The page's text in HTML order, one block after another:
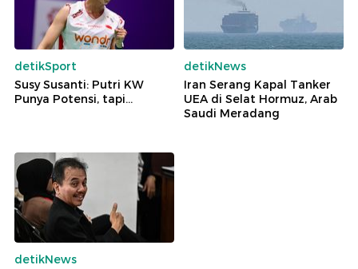
detikSport
Susy Susanti: Putri KW
Punya Potensi, tapi...
detikNews
Iran Serang Kapal Tanker
UEA di Selat Hormuz, Arab
Saudi Meradang
detikNews